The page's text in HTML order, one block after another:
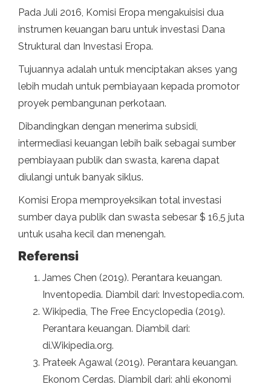
Pada Juli 2016, Komisi Eropa mengakuisisi dua
instrumen keuangan baru untuk investasi Dana
Struktural dan Investasi Eropa.
Tujuannya adalah untuk menciptakan akses yang
lebih mudah untuk pembiayaan kepada promotor
proyek pembangunan perkotaan.
Dibandingkan dengan menerima subsidi,
intermediasi keuangan lebih baik sebagai sumber
pembiayaan publik dan swasta, karena dapat
diulangi untuk banyak siklus.
Komisi Eropa memproyeksikan total investasi
sumber daya publik dan swasta sebesar $ 16,5 juta
untuk usaha kecil dan menengah.
Referensi
James Chen (2019). Perantara keuangan.
Inventopedia. Diambil dari: Investopedia.com.
Wikipedia, The Free Encyclopedia (2019).
Perantara keuangan. Diambil dari:
di.Wikipedia.org.
Prateek Agawal (2019). Perantara keuangan.
Ekonom Cerdas. Diambil dari: ahli ekonomi